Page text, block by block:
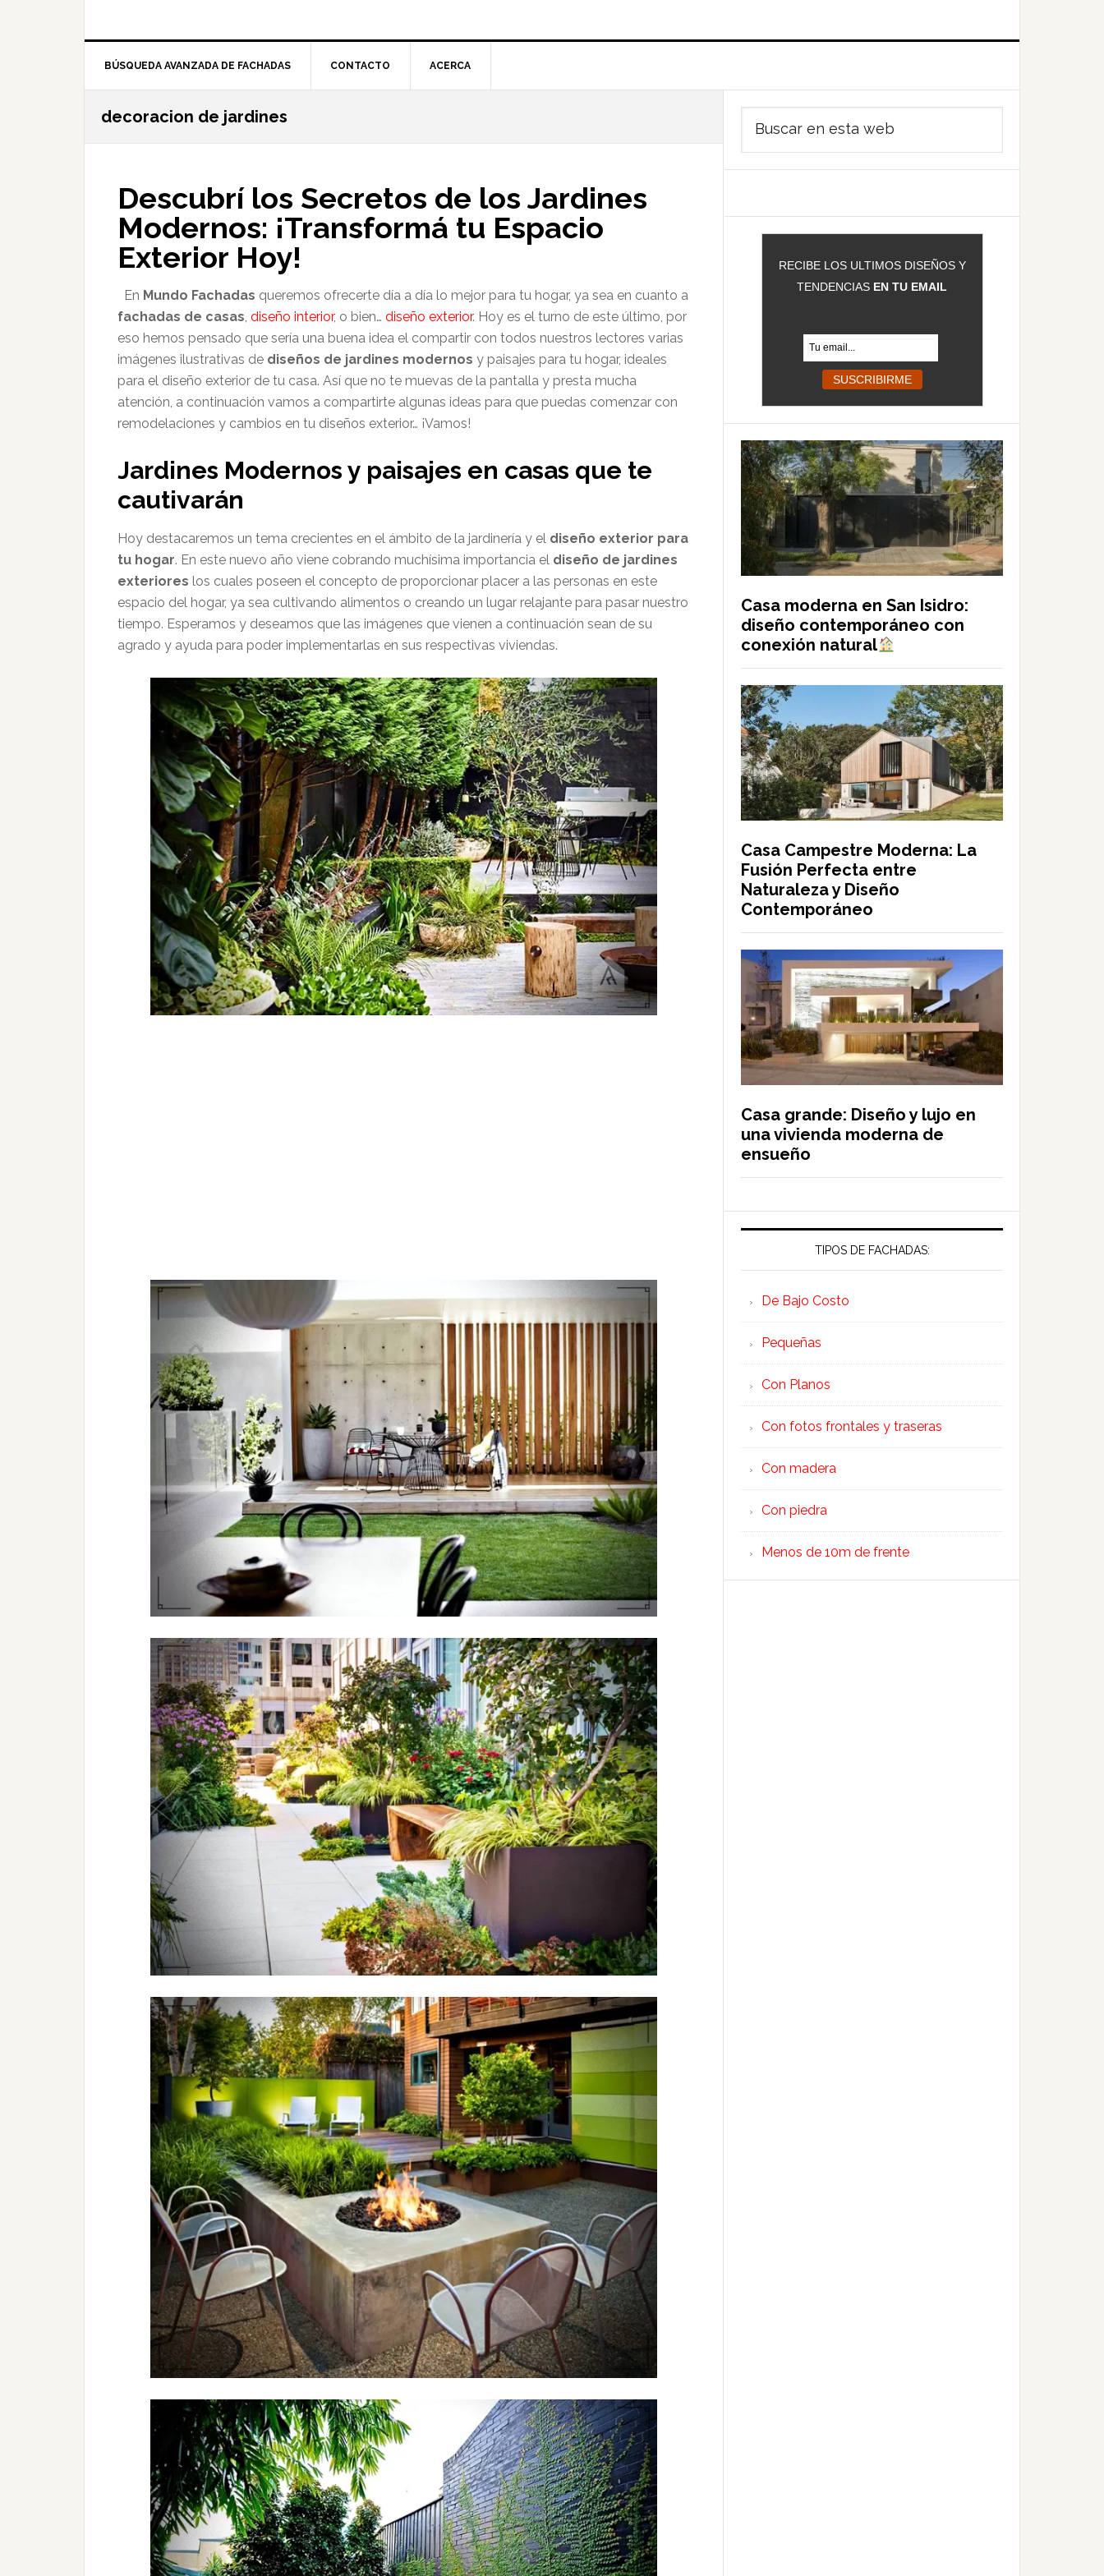
BÚSQUEDA AVANZADA DE FACHADAS CONTACTO ACERCA
decoracion de jardines
Descubrí los Secretos de los Jardines
Modernos: ¡Transformá tu Espacio
Exterior Hoy!
En Mundo Fachadas queremos ofrecerte día a día lo mejor para tu hogar, ya sea en cuanto a
fachadas de casas, diseño interior, o bien… diseño exterior. Hoy es el turno de este último, por
eso hemos pensado que sería una buena idea el compartir con todos nuestros lectores varias
imágenes ilustrativas de diseños de jardines modernos y paisajes para tu hogar, ideales
para el diseño exterior de tu casa. Así que no te muevas de la pantalla y presta mucha
atención, a continuación vamos a compartirte algunas ideas para que puedas comenzar con
remodelaciones y cambios en tu diseños exterior… ¡Vamos!
Jardines Modernos y paisajes en casas que te
cautivarán
Hoy destacaremos un tema crecientes en el ámbito de la jardinería y el diseño exterior para
tu hogar. En este nuevo año viene cobrando muchísima importancia el diseño de jardines
exteriores los cuales poseen el concepto de proporcionar placer a las personas en este
espacio del hogar, ya sea cultivando alimentos o creando un lugar relajante para pasar nuestro
tiempo. Esperamos y deseamos que las imágenes que vienen a continuación sean de su
agrado y ayuda para poder implementarlas en sus respectivas viviendas.
Barra
lateral
principal
RECIBE LOS ULTIMOS DISEÑOS Y
TENDENCIAS EN TU EMAIL
Casa moderna en San Isidro:
diseño contemporáneo con
conexión natural
Casa Campestre Moderna: La
Fusión Perfecta entre
Naturaleza y Diseño
Contemporáneo
Casa grande: Diseño y lujo en
una vivienda moderna de
ensueño
TIPOS DE FACHADAS:
De Bajo Costo
Pequeñas
Con Planos
Con fotos frontales y traseras
Con madera
Con piedra
Menos de 10m de frente